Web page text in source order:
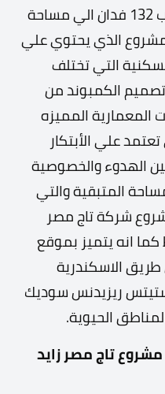
تم تقسيم المساحة المُقدرة ب 132 فدان الي مساحة
المشروع الذي يحتوي علي
التي تختلف
تصميم الكمبوند من
المعمارية المميزه
علي الأبتكار
الهدوء والخصوصية
المتبقية والتي
مشروع شركة تاج مصر
انه يتميز بموقع
الاسكندرية
ريزيدنس سوديك
الحيوية.
تاج مصر زايد